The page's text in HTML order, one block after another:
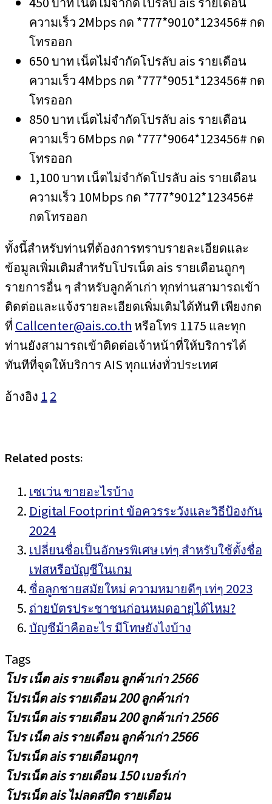
ความเร็ว 2Mbps กด *777*9010*123456# กด
โทรออก
650 บาท เน็ตไม่จำกัดโปรลับ ais รายเดือน
ความเร็ว 4Mbps กด *777*9051*123456# กด
โทรออก
850 บาท เน็ตไม่จำกัดโปรลับ ais รายเดือน
ความเร็ว 6Mbps กด *777*9064*123456# กด
โทรออก
1,100 บาท เน็ตไม่จำกัดโปรลับ ais รายเดือน
ความเร็ว 10Mbps กด *777*9012*123456#
กดโทรออก
ทั้งนี้สำหรับท่านที่ต้องการทราบรายละเอียดและ
ข้อมูลเพิ่มเติมสำหรับโปรเน็ต ais รายเดือนถูกๆ
รายการอื่น ๆ สำหรับลูกค้าเก่า ทุกท่านสามารถเข้า
ติดต่อและแจ้งรายละเอียดเพิ่มเติมได้ทันที เพียงกด
ที่ Callcenter@ais.co.th หรือโทร 1175 และทุก
ท่านยังสามารถเข้าติดต่อเจ้าหน้าที่ให้บริการได้
ทันทีที่จุดให้บริการ AIS ทุกแห่งทั่วประเทศ
อ้างอิง 1 2
Related posts:
เซเว่น ขายอะไรบ้าง
Digital Footprint ข้อควรระวังและวิธีป้องกัน
2024
เปลี่ยนชื่อเป็นอักษรพิเศษ เท่ๆ สำหรับใช้ตั้งชื่อ
เฟสหรือบัญชีในเกม
ชื่อลูกชายสมัยใหม่ ความหมายดีๆ เท่ๆ 2023
ถ่ายบัตรประชาชนก่อนหมดอายุได้ไหม?
บัญชีม้าคืออะไร มีโทษยังไงบ้าง
Tags
โปร เน็ต ais รายเดือน ลูกค้าเก่า 2566
โปรเน็ต ais รายเดือน 200 ลูกค้าเก่า
โปรเน็ต ais รายเดือน 200 ลูกค้าเก่า 2566
โปร เน็ต ais รายเดือน ลูกค้าเก่า 2566
โปรเน็ต ais รายเดือนถูกๆ
โปรเน็ต ais รายเดือน 150 เบอร์เก่า
โปรเน็ต ais ไม่ลดสปีด รายเดือน